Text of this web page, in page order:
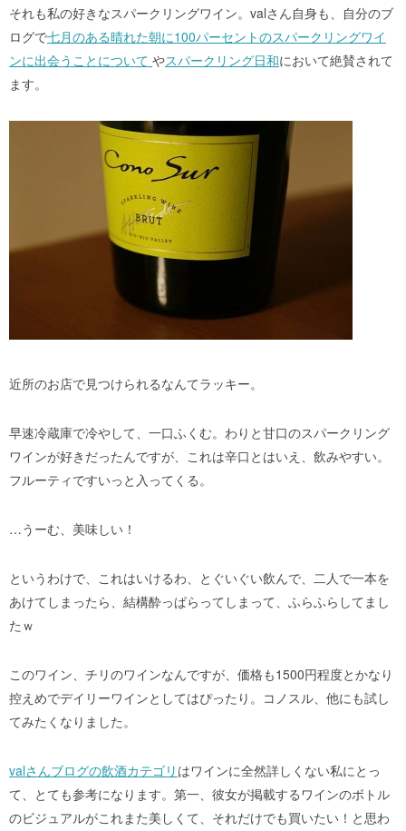
それも私の好きなスパークリングワイン。valさん自身も、自分のブ
ログで七月のある晴れた朝に100パーセントのスパークリングワイ
ンに出会うことについて やスパークリング日和において絶賛されて
ます。
近所のお店で見つけられるなんてラッキー。
早速冷蔵庫で冷やして、一口ふくむ。わりと甘口のスパークリング
ワインが好きだったんですが、これは辛口とはいえ、飲みやすい。
フルーティですいっと入ってくる。
…うーむ、美味しい！
というわけで、これはいけるわ、とぐいぐい飲んで、二人で一本を
あけてしまったら、結構酔っぱらってしまって、ふらふらしてまし
たｗ
このワイン、チリのワインなんですが、価格も1500円程度とかなり
控えめでデイリーワインとしてはぴったり。コノスル、他にも試し
てみたくなりました。
valさんブログの飲酒カテゴリ はワインに全然詳しくない私にとっ
て、とても参考になります。第一、彼女が掲載するワインのボトル
のビジュアルがこれまた美しくて、それだけでも買いたい！と思わ